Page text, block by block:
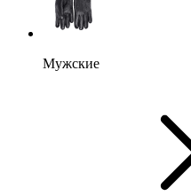
Мужские